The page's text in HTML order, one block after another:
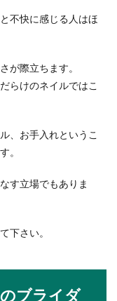
不快に感じる人はほ
が際立ちます。
らけのネイルではこ
、お手入れというこ
。
す立場でもありま
下さい。
ブライダ